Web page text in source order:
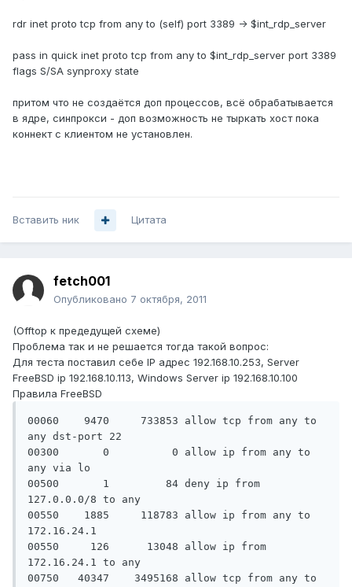
rdr inet proto tcp from any to (self) port 3389 -> $int_rdp_server
pass in quick inet proto tcp from any to $int_rdp_server port 3389
flags S/SA synproxy state
притом что не создаётся доп процессов, всё обрабатывается
в ядре, синпрокси - доп возможность не тыркать хост пока
коннект с клиентом не установлен.
Вставить ник Цитата
fetch001
Опубликовано 7 октября, 2011
(Offtop к предедущей схеме)
Проблема так и не решается тогда такой вопрос:
Для теста поставил себе IP адрес 192.168.10.253, Server
FreeBSD ip 192.168.10.113, Windows Server ip 192.168.10.100
Правила FreeBSD
00060    9470     733853 allow tcp from any to
any dst-port 22
00300       0          0 allow ip from any to
any via lo
00500       1         84 deny ip from
127.0.0.0/8 to any
00550    1885     118783 allow ip from any to
172.16.24.1
00550     126      13048 allow ip from
172.16.24.1 to any
00750   40347    3495168 allow tcp from any to